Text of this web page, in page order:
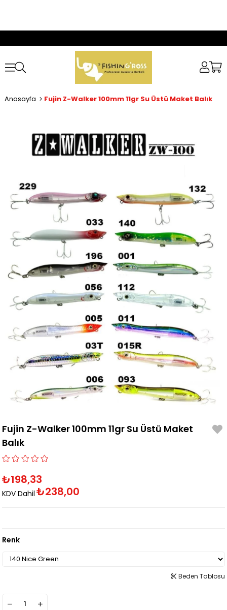
Anasayfa Fujin Z-Walker 100mm 11gr Su Üstü Maket Balık
Fujin Z-Walker 100mm 11gr Su Üstü Maket
Balık
₺198,33
KDV Dahil ₺238,00
Renk
Beden Tablosu